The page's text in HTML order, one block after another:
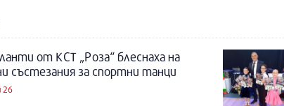
от КСТ „Роза“ блеснаха на
състезания за спортни танци
26